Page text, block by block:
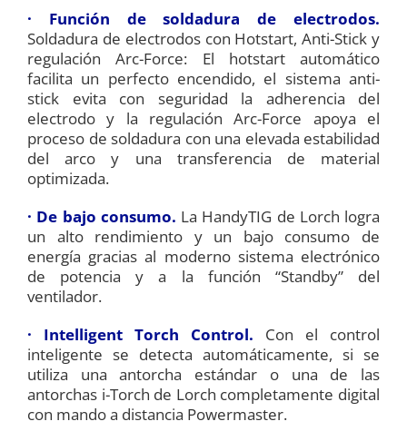
· Función de soldadura de electrodos.
Soldadura de electrodos con Hotstart, Anti-Stick y
regulación Arc-Force: El hotstart automático
facilita un perfecto encendido, el sistema anti-
stick evita con seguridad la adherencia del
electrodo y la regulación Arc-Force apoya el
proceso de soldadura con una elevada estabilidad
del arco y una transferencia de material
optimizada.
· De bajo consumo. La HandyTIG de Lorch logra
un alto rendimiento y un bajo consumo de
energía gracias al moderno sistema electrónico
de potencia y a la función “Standby” del
ventilador.
· Intelligent Torch Control.
Con el control
inteligente se detecta automáticamente, si se
utiliza una antorcha estándar o una de las
antorchas i-Torch de Lorch completamente digital
con mando a distancia Powermaster.